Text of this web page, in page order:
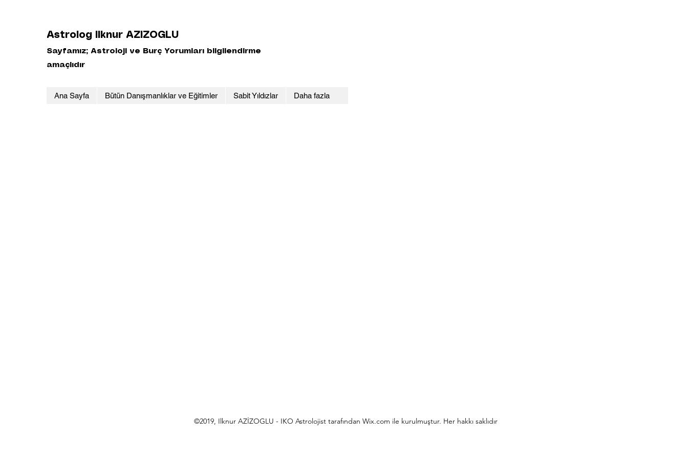
Astrolog Ilknur AZIZOGLU
Sayfamız; Astroloji ve Burç Yorumları bilgilendirme
amaçlıdır
Ana Sayfa Bütün Danışmanlıklar ve Eğitimler Sabit Yıldızlar Daha fazla
©2019, Ilknur AZİZOGLU - IKO Astrolojist tarafından Wix.com ile kurulmuştur. Her hakkı saklıdır